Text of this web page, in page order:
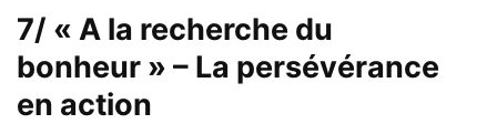
7/ « A la recherche du
bonheur » – La persévérance
en action